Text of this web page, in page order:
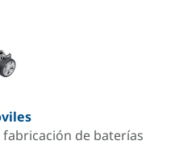
fabricación de baterías